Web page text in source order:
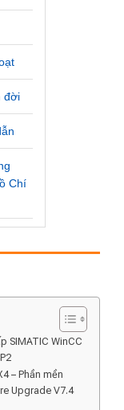
đời
Chí
SIMATIC WinCC
– Phần mền
Upgrade V7.4